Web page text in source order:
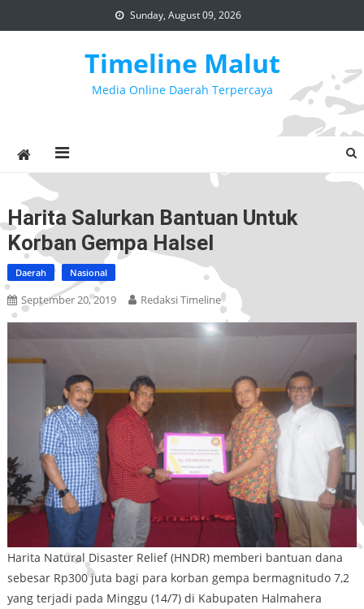
to
Sunday, August 09, 2026
Timeline Malut
Media Online Daerah Terpercaya
Harita Salurkan Bantuan Untuk
Korban Gempa Halsel
Daerah Nasional
September 20, 2019 Redaksi Timeline
Harita Natural Disaster Relief (HNDR) memberi bantuan dana
sebesar Rp300 juta bagi para korban gempa bermagnitudo 7,2
yang terjadi pada Minggu (14/7) di Kabupaten Halmahera